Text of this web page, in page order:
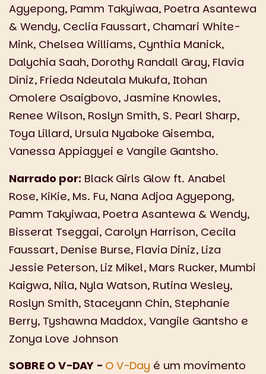
Agyepong, Pamm Takyiwaa, Poetra Asantewa
& Wendy, Ceclia Faussart, Chamari White-
Mink, Chelsea Williams, Cynthia Manick,
Dalychia Saah, Dorothy Randall Gray, Flavia
Diniz, Frieda Ndeutala Mukufa, Itohan
Omolere Osaigbovo, Jasmine Knowles,
Renee Wilson, Roslyn Smith, S. Pearl Sharp,
Toya Lillard, Ursula Nyaboke Gisemba,
Vanessa Appiagyei e Vangile Gantsho.
Narrado por: Black Girls Glow ft. Anabel
Rose, KiKie, Ms. Fu, Nana Adjoa Agyepong,
Pamm Takyiwaa, Poetra Asantewa & Wendy,
Bisserat Tseggai, Carolyn Harrison, Cecila
Faussart, Denise Burse, Flavia Diniz, Liza
Jessie Peterson, Liz Mikel, Mars Rucker, Mumbi
Kaigwa, Nila, Nyla Watson, Rutina Wesley,
Roslyn Smith, Staceyann Chin, Stephanie
Berry, Tyshawna Maddox, Vangile Gantsho e
Zonya Love Johnson
SOBRE O V-DAY - O V-Day é um movimento